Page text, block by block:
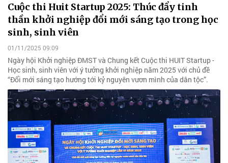
Cuộc thi Huit Startup 2025: Thúc đẩy tinh
thần khởi nghiệp đổi mới sáng tạo trong học
sinh, sinh viên
01/11/2025 09:09
Ngày hội Khởi nghiệp ĐMST và Chung kết Cuộc thi HUIT Startup -
Học sinh, sinh viên với ý tưởng khởi nghiệp năm 2025 với chủ đề
“Đổi mới sáng tạo hướng tới kỷ nguyên vươn mình của dân tộc”.